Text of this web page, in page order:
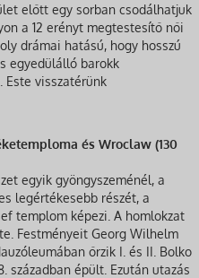
előtt egy sorban csodálhatjuk
a 12 erényt megtestesítő női
drámai hatású, hogy hosszú
egyedülálló barokk
Este visszatérünk
és Wroclaw (130
egyik gyöngyszeménél, a
legértékesebb részét, a
templom képezi. A homlokzat
Festményeit Georg Wilhelm
őrzik I. és II. Bolko
században épült. Ezután utazás